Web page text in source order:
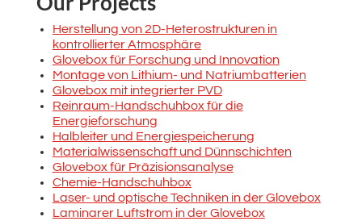
Herstellung von 2D-Heterostrukturen in
kontrollierter Atmosphäre
Glovebox für Forschung und Innovation
Montage von Lithium- und Natriumbatterien
Glovebox mit integrierter PVD
Reinraum-Handschuhbox für die
Energieforschung
Halbleiter und Energiespeicherung
Materialwissenschaft und Dünnschichten
Glovebox für Präzisionsanalyse
Chemie-Handschuhbox
Laser- und optische Techniken in der Glovebox
Laminarer Luftstrom in der Glovebox